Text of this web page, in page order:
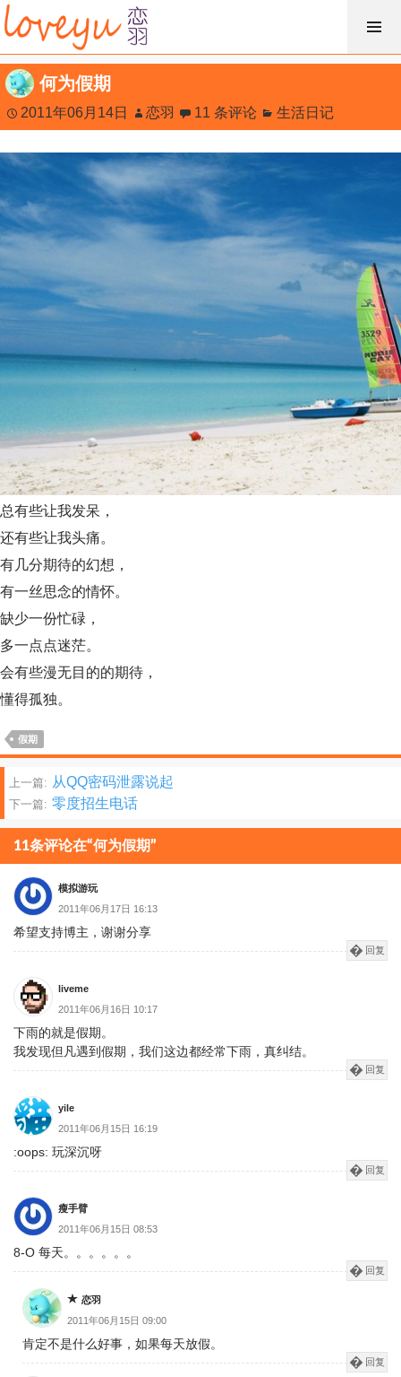
跳
过
内
容
何为假期
2011年06月14日 恋羽 11 条评论 生活日记
总有些让我发呆，
还有些让我头痛。
有几分期待的幻想，
有一丝思念的情怀。
缺少一份忙碌，
多一点点迷茫。
会有些漫无目的的期待，
懂得孤独。
假期
文
章
分
页
上一篇: 从QQ密码泄露说起
下一篇: 零度招生电话
11条评论在“何为假期”
模拟游玩
2011年06月17日 16:13
希望支持博主，谢谢分享
回复
liveme
2011年06月16日 10:17
下雨的就是假期。
我发现但凡遇到假期，我们这边都经常下雨，真纠结。
回复
yile
2011年06月15日 16:19
:oops: 玩深沉呀
回复
瘦手臂
2011年06月15日 08:53
8-O 每天。。。。。。
回复
恋羽
2011年06月15日 09:00
肯定不是什么好事，如果每天放假。
回复